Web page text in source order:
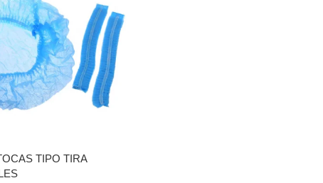
TIPO TIRA